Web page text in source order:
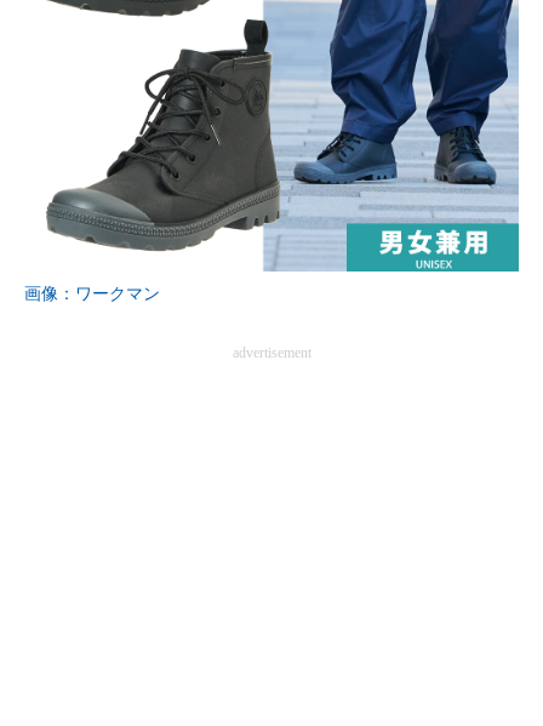
AI活用のいまが分かる
企業ITのトレンドを詳説
経営リーダーのコミュニティ
マーケ×ITの今がよく分かる
ITエンジニア向け専門サイト
画像：ワークマン
advertisement